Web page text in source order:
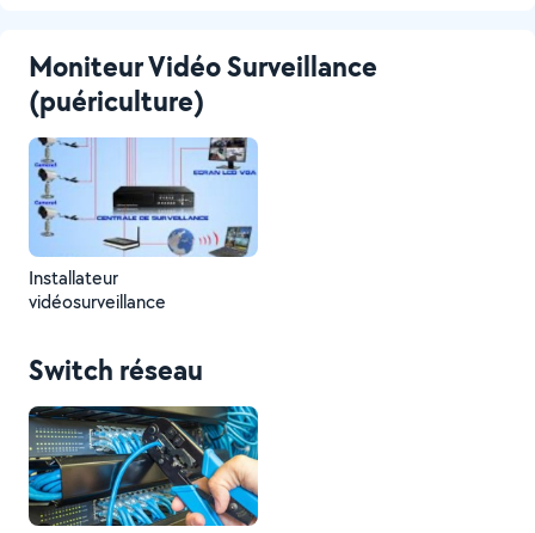
Moniteur Vidéo Surveillance
(puériculture)
Installateur
vidéosurveillance
Switch réseau